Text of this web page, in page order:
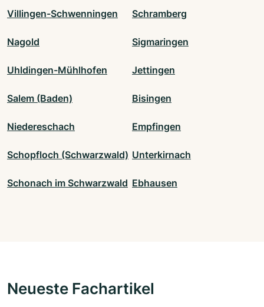
Villingen-Schwenningen Schramberg
Nagold Sigmaringen
Uhldingen-Mühlhofen Jettingen
Salem (Baden) Bisingen
Niedereschach Empfingen
Schopfloch (Schwarzwald) Unterkirnach
Schonach im Schwarzwald Ebhausen
Neueste Fachartikel